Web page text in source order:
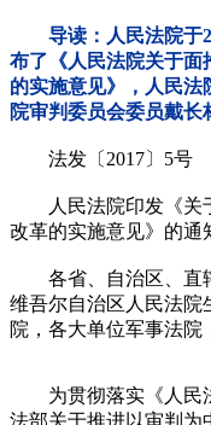
导读：人民法院于
布了《人民法院关于面
的实施意见》，人民
院审判委员会委员戴长
法发〔2017〕5号
人民法院印发《关
改革的实施意见》的通
各省、自治区、直辖
维吾尔自治区人民法院
院，各大单位军事法院
为贯彻落实《人民法
法部关于推进以审判为